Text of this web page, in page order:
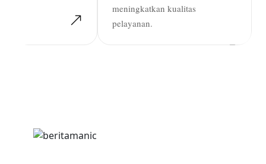
meningkatkan kualitas
pelayanan.